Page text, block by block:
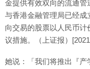
金提供有效双向的流通
与香港金融管理局已经
向交易的股票以人民币
议措施。（上证报）
她说：「我们将推出『